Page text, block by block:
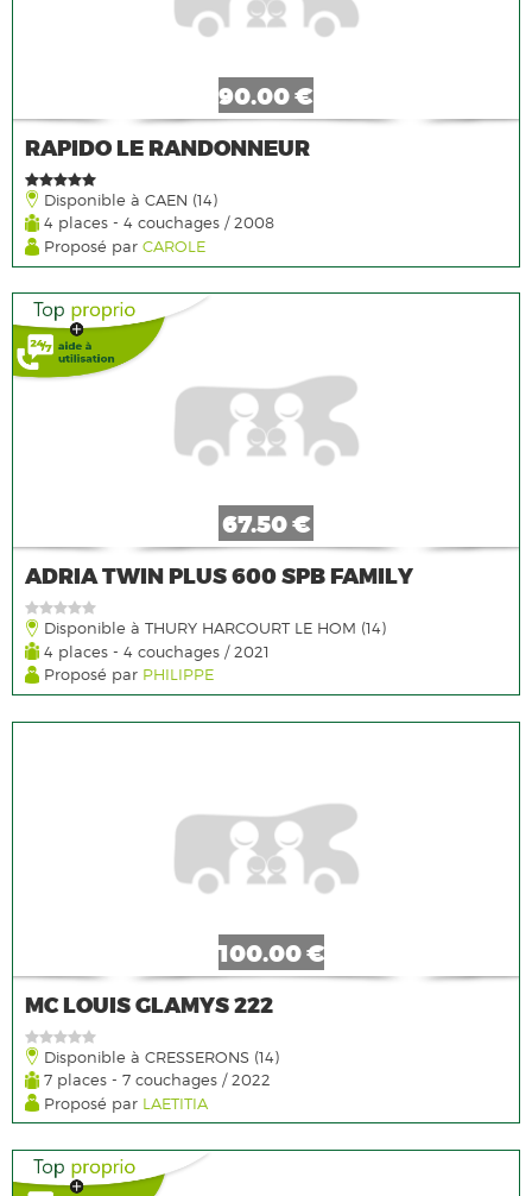
90.00 €
RAPIDO LE RANDONNEUR
Disponible à CAEN (14)
4 places - 4 couchages / 2008
Proposé parCAROLE
67.50 €
ADRIA TWIN PLUS 600 SPB FAMILY
Disponible à THURY HARCOURT LE HOM (14)
4 places - 4 couchages / 2021
Proposé par PHILIPPE
100.00 €
MC LOUIS GLAMYS 222
Disponible à CRESSERONS (14)
7 places - 7 couchages / 2022
Proposé par LAETITIA